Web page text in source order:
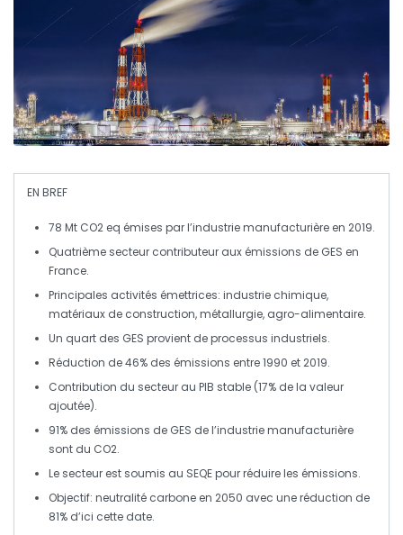
EN BREF
78 Mt CO2 eq émises par l’industrie manufacturière en 2019.
Quatrième secteur contributeur aux émissions de GES en
France.
Principales activités émettrices: industrie chimique,
matériaux de construction, métallurgie, agro-alimentaire.
Un quart des GES provient deprocessus industriels.
Réduction de46% des émissions entre 1990 et 2019.
Contribution du secteur au PIB stable (17% de la valeur
ajoutée).
91% des émissions de GES de l’industrie manufacturière
sont du CO2.
Le secteur est soumis au SEQEpour réduire les émissions.
Objectif: neutralité carbone en 2050 avec une réduction de
81% d’ici cette date.